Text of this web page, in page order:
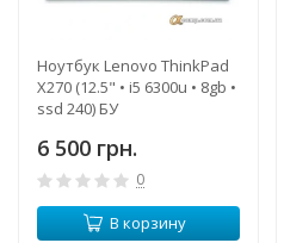
Ноутбук Lenovo ThinkPad
X270 (12.5" • i5 6300u • 8gb •
ssd 240) БУ
6 500 грн.
0
В корзину